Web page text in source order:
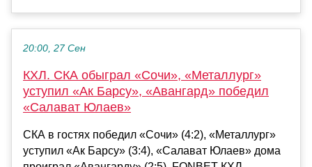
20:00, 27 Сен
КХЛ. СКА обыграл «Сочи», «Металлург»
уступил «Ак Барсу», «Авангард» победил
«Салават Юлаев»
СКА в гостях победил «Сочи» (4:2), «Металлург»
уступил «Ак Барсу» (3:4), «Салават Юлаев» дома